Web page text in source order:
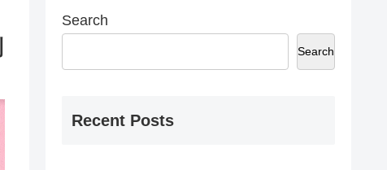
Search
Search
Recent Posts